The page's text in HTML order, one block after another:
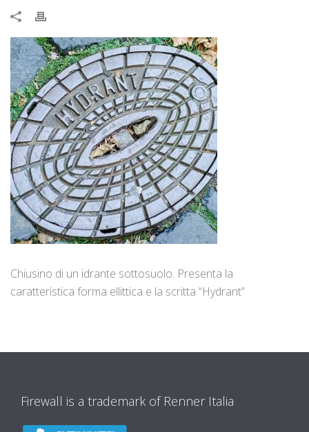
Chiusino di un idrante sottosuolo. Presenta la
caratteristica forma ellittica e la scritta “Hydrant”
Firewall is a trademark of Renner Italia